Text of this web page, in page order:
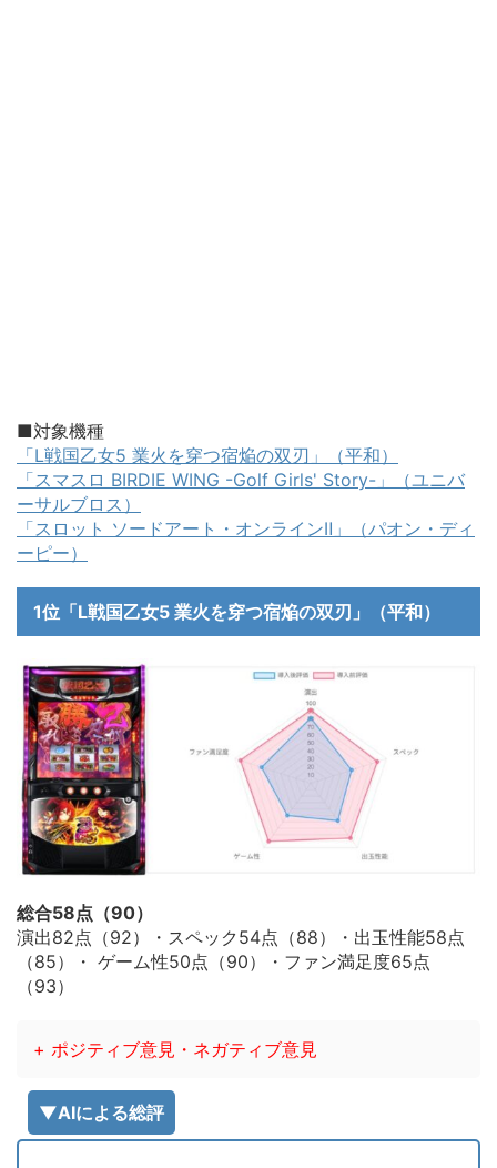
■対象機種
「L戦国乙女5 業火を穿つ宿焔の双刃」（平和）
「スマスロ BIRDIE WING -Golf Girls' Story-」（ユニバ
ーサルブロス）
「スロット ソードアート・オンラインⅡ」（パオン・ディ
ーピー）
1位「L戦国乙女5 業火を穿つ宿焔の双刃」（平和）
総合58点（90）
演出82点（92）・スペック54点（88）・出玉性能58点
（85）・ ゲーム性50点（90）・ファン満足度65点
（93）
+ ポジティブ意見・ネガティブ意見
▼AIによる総評